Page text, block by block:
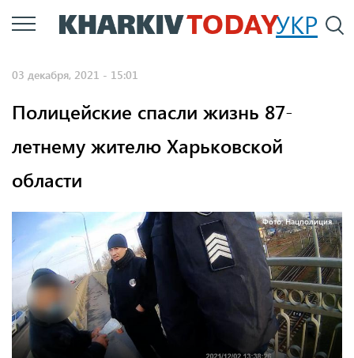
Перейти
к
УКР
03 декабря, 2021 - 15:01
Полицейские спасли жизнь 87-
летнему жителю Харьковской
области
Фото: Нацполиция